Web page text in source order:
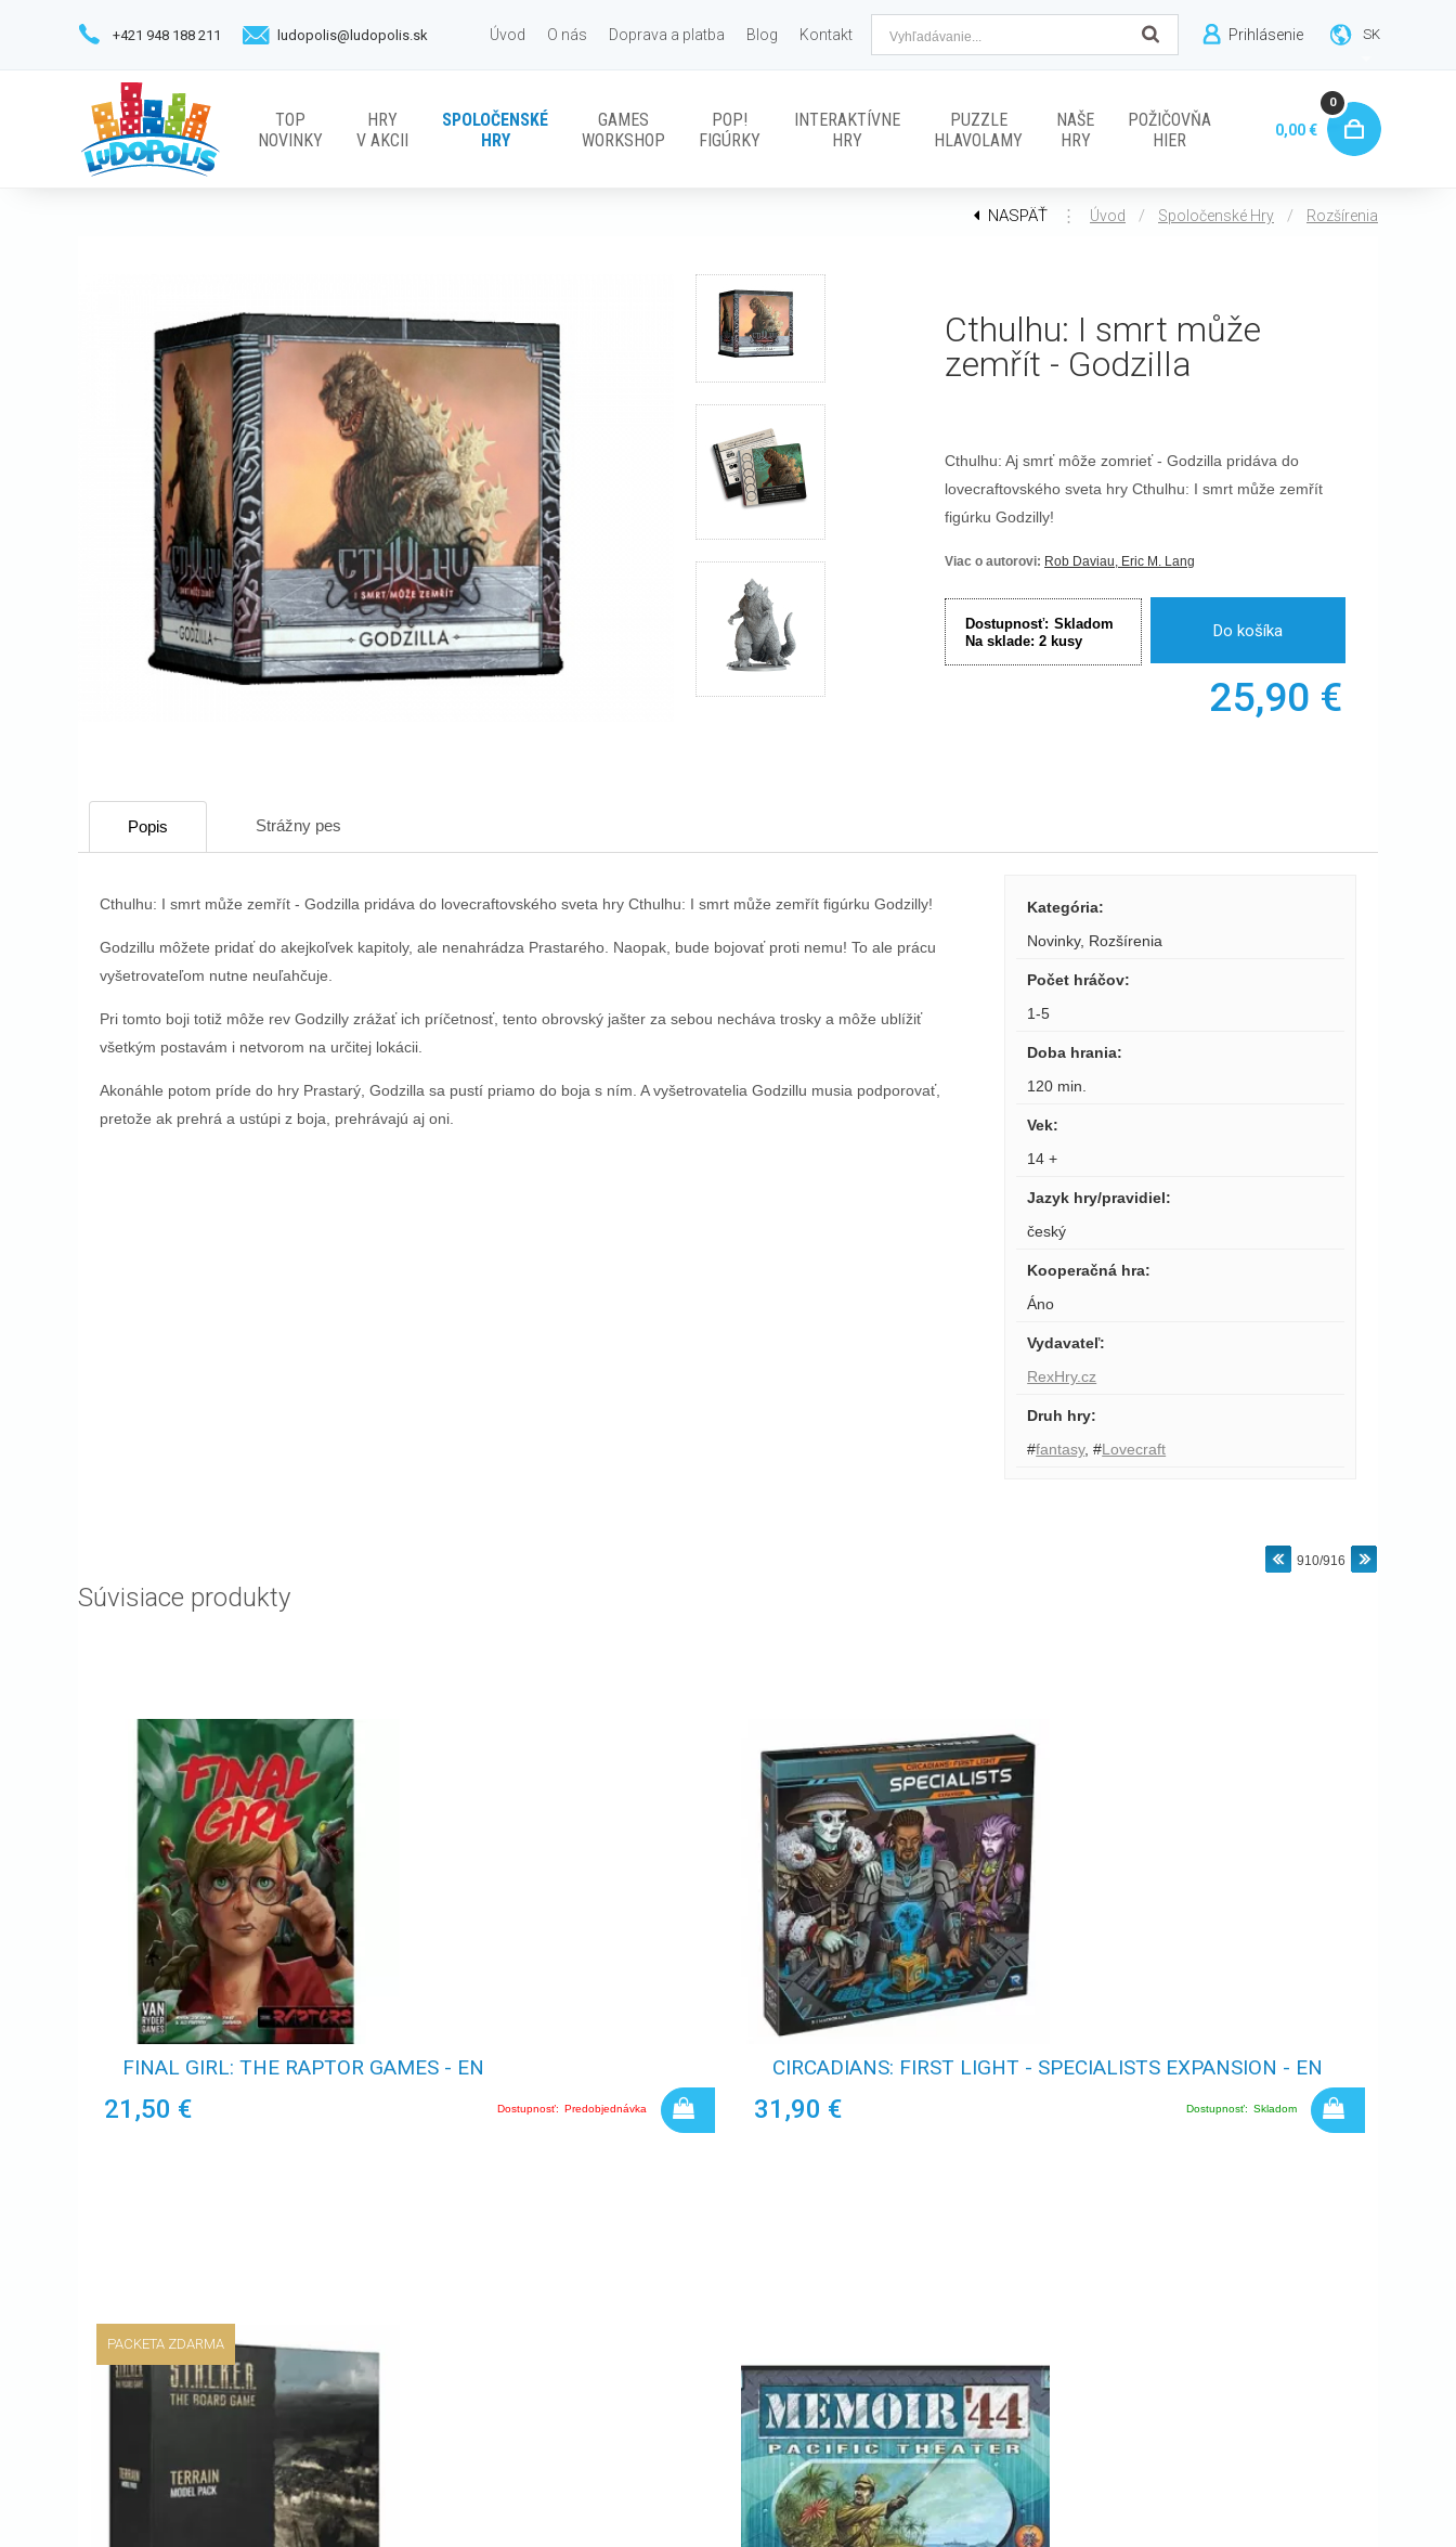
SK
Úvod O nás Doprava a platba Blog Kontakt
TOP
NOVINKY
HRY
V AKCII
SPOLOČENSKÉ
HRY
GAMES
WORKSHOP
POP!
FIGÚRKY
INTERAKTÍVNE
HRY
PUZZLE
HLAVOLAMY
NAŠE
HRY
POŽIČOVŇA
HIER
Prihlásenie
+421 948 188 211 ludopolis@ludopolis.sk
0,00 €
0
NASPÄŤ ⋮ Úvod / Spoločenské Hry / Rozšírenia
Cthulhu: I smrt může
zemřít - Godzilla
Cthulhu: Aj smrť môže zomrieť - Godzilla pridáva do
lovecraftovského sveta hry Cthulhu: I smrt může zemřít
figúrku Godzilly!
Viac o autorovi: Rob Daviau, Eric M. Lang
Dostupnosť: Skladom
Na sklade: 2 kusy
Do košíka
25,90 €
Popis Strážny pes
Cthulhu: I smrt může zemřít - Godzilla pridáva do lovecraftovského sveta hry Cthulhu: I smrt může zemřít figúrku Godzilly!
Godzillu môžete pridať do akejkoľvek kapitoly, ale nenahrádza Prastarého. Naopak, bude bojovať proti nemu! To ale prácu
vyšetrovateľom nutne neuľahčuje.
Pri tomto boji totiž môže rev Godzilly zrážať ich príčetnosť, tento obrovský jašter za sebou necháva trosky a môže ublížiť
všetkým postavám i netvorom na určitej lokácii.
Akonáhle potom príde do hry Prastarý, Godzilla sa pustí priamo do boja s ním. A vyšetrovatelia Godzillu musia podporovať,
pretože ak prehrá a ustúpi z boja, prehrávajú aj oni.
Kategória:
Novinky, Rozšírenia
Počet hráčov:
1-5
Doba hrania:
120 min.
Vek:
14 +
Jazyk hry/pravidiel:
český
Kooperačná hra:
Áno
Vydavateľ:
RexHry.cz
Druh hry:
#fantasy,#Lovecraft
910/916
Súvisiace produkty
FINAL GIRL: THE RAPTOR GAMES - EN
21,50 € Dostupnosť: Predobjednávka
CIRCADIANS: FIRST LIGHT - SPECIALISTS EXPANSION - EN
31,90 € Dostupnosť: Skladom
PACKETA ZDARMA